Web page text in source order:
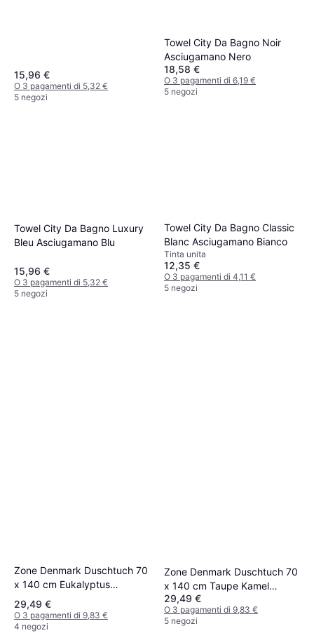
15,96 €
O 3 pagamenti di 5,32 €
5 negozi
Towel City Da Bagno Noir
Asciugamano Nero
18,58 €
O 3 pagamenti di 6,19 €
5 negozi
Towel City Da Bagno Luxury
Bleu Asciugamano Blu
15,96 €
O 3 pagamenti di 5,32 €
5 negozi
Towel City Da Bagno Classic
Blanc Asciugamano Bianco
Tinta unita
12,35 €
O 3 pagamenti di 4,11 €
5 negozi
Zone Denmark Duschtuch 70
x 140 cm Eukalyptus
Olivegrün Weichgrau
Asciugamano (140x70cm)
29,49 €
O 3 pagamenti di 9,83 €
4 negozi
Zone Denmark Duschtuch 70
x 140 cm Taupe Kamel
Himmelblau Asciugamano
(140x70cm)
29,49 €
O 3 pagamenti di 9,83 €
5 negozi